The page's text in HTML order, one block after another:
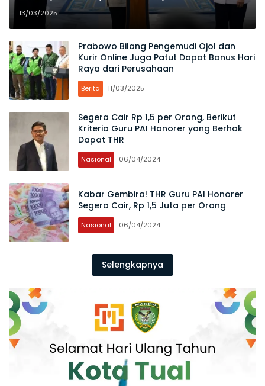
Pensiunan
13/03/2025
Prabowo Bilang Pengemudi Ojol dan
Kurir Online Juga Patut Dapat Bonus Hari
Raya dari Perusahaan
Berita 11/03/2025
Segera Cair Rp 1,5 per Orang, Berikut
Kriteria Guru PAI Honorer yang Berhak
Dapat THR
Nasional 06/04/2024
Kabar Gembira! THR Guru PAI Honorer
Segera Cair, Rp 1,5 Juta per Orang
Nasional 06/04/2024
Selengkapnya